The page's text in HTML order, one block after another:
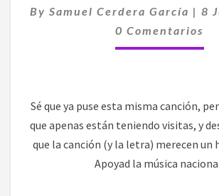
By Samuel Cerdera García | 8
0 Comentarios
Sé que ya puse esta misma canción,
que apenas están teniendo visitas, y
que la canción (y la letra) merecen un
Apoyad la música